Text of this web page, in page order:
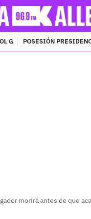
G POSESIÓN
morirá antes de que